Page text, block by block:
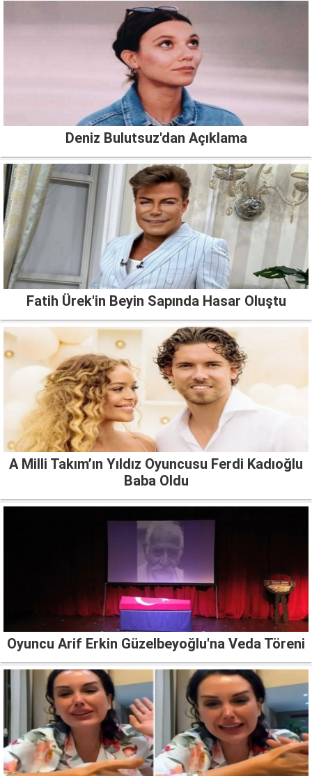
Deniz Bulutsuz'dan Açıklama
Fatih Ürek'in Beyin Sapında Hasar Oluştu
A Milli Takım’ın Yıldız Oyuncusu Ferdi Kadıoğlu
Baba Oldu
Oyuncu Arif Erkin Güzelbeyoğlu'na Veda Töreni